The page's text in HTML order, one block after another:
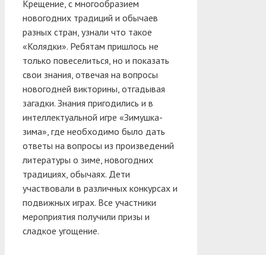
Крещение, с многообразием
новогодних традиций и обычаев
разных стран, узнали что такое
«Колядки». Ребятам пришлось не
только повеселиться, но и показать
свои знания, отвечая на вопросы
новогодней викторины, отгадывая
загадки. Знания пригодились и в
интеллектуальной игре «Зимушка-
зима», где необходимо было дать
ответы на вопросы из произведений
литературы о зиме, новогодних
традициях, обычаях. Дети
участвовали в различных конкурсах и
подвижных играх. Все участники
мероприятия получили призы и
сладкое угощение.